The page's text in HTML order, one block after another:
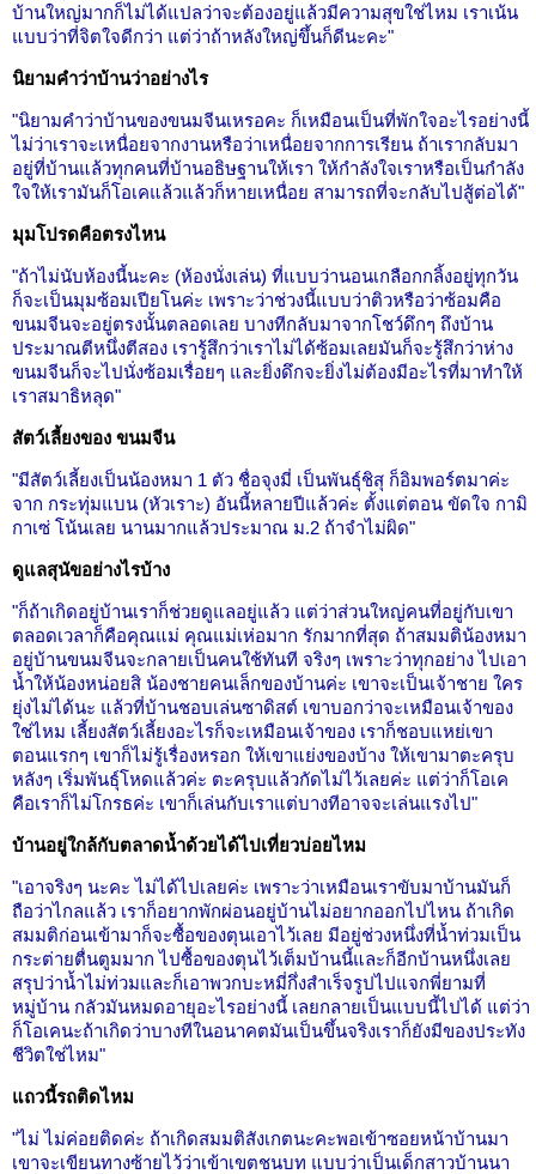
บ้านใหญ่มากก็ไม่ได้แปลว่าจะต้องอยู่แล้วมีความสุขใช่ไหม เราเน้น
แบบว่าที่จิตใจดีกว่า แต่ว่าถ้าหลังใหญ่ขึ้นก็ดีนะคะ"
นิยามคำว่าบ้านว่าอย่างไร
"นิยามคำว่าบ้านของขนมจีนเหรอคะ ก็เหมือนเป็นที่พักใจอะไรอย่างนี้
ไม่ว่าเราจะเหนื่อยจากงานหรือว่าเหนื่อยจากการเรียน ถ้าเรากลับมา
อยู่ที่บ้านแล้วทุกคนที่บ้านอธิษฐานให้เรา ให้กำลังใจเราหรือเป็นกำลัง
ใจให้เรามันก็โอเคแล้วแล้วก็หายเหนื่อย สามารถที่จะกลับไปสู้ต่อได้"
มุมโปรดคือตรงไหน
"ถ้าไม่นับห้องนี้นะคะ (ห้องนั่งเล่น) ที่แบบว่านอนเกลือกกลิ้งอยู่ทุกวัน
ก็จะเป็นมุมซ้อมเปียโนค่ะ เพราะว่าช่วงนี้แบบว่าติวหรือว่าซ้อมคือ
ขนมจีนจะอยู่ตรงนั้นตลอดเลย บางทีกลับมาจากโชว์ดึกๆ ถึงบ้าน
ประมาณตีหนึ่งตีสอง เรารู้สึกว่าเราไม่ได้ซ้อมเลยมันก็จะรู้สึกว่าห่าง
ขนมจีนก็จะไปนั่งซ้อมเรื่อยๆ และยิ่งดึกจะยิ่งไม่ต้องมีอะไรที่มาทำให้
เราสมาธิหลุด"
สัตว์เลี้ยงของ ขนมจีน
"มีสัตว์เลี้ยงเป็นน้องหมา 1 ตัว ชื่อจุงมี่ เป็นพันธุ์ชิสุ ก็อิมพอร์ตมาค่ะ
จาก กระทุ่มแบน (หัวเราะ) อันนี้หลายปีแล้วค่ะ ตั้งแต่ตอน ขัดใจ กามิ
กาเซ่ โน้นเลย นานมากแล้วประมาณ ม.2 ถ้าจำไม่ผิด"
ดูแลสุนัขอย่างไรบ้าง
"ก็ถ้าเกิดอยู่บ้านเราก็ช่วยดูแลอยู่แล้ว แต่ว่าส่วนใหญ่คนที่อยู่กับเขา
ตลอดเวลาก็คือคุณแม่ คุณแม่เห่อมาก รักมากที่สุด ถ้าสมมติน้องหมา
อยู่บ้านขนมจีนจะกลายเป็นคนใช้ทันที จริงๆ เพราะว่าทุกอย่าง ไปเอา
น้ำให้น้องหน่อยสิ น้องชายคนเล็กของบ้านค่ะ เขาจะเป็นเจ้าชาย ใคร
ยุ่งไม่ได้นะ แล้วที่บ้านชอบเล่นซาดิสต์ เขาบอกว่าจะเหมือนเจ้าของ
ใช่ไหม เลี้ยงสัตว์เลี้ยงอะไรก็จะเหมือนเจ้าของ เราก็ชอบแหย่เขา
ตอนแรกๆ เขาก็ไม่รู้เรื่องหรอก ให้เขาแย่งของบ้าง ให้เขามาตะครุบ
หลังๆ เริ่มพันธุ์โหดแล้วค่ะ ตะครุบแล้วกัดไม่ไว้เลยค่ะ แต่ว่าก็โอเค
คือเราก็ไม่โกรธค่ะ เขาก็เล่นกับเราแต่บางทีอาจจะเล่นแรงไป"
บ้านอยู่ใกล้กับตลาดน้ำด้วยได้ไปเที่ยวบ่อยไหม
"เอาจริงๆ นะคะ ไม่ได้ไปเลยค่ะ เพราะว่าเหมือนเราขับมาบ้านมันก็
ถือว่าไกลแล้ว เราก็อยากพักผ่อนอยู่บ้านไม่อยากออกไปไหน ถ้าเกิด
สมมติก่อนเข้ามาก็จะซื้อของตุนเอาไว้เลย มีอยู่ช่วงหนึ่งที่น้ำท่วมเป็น
กระต่ายตื่นตูมมาก ไปซื้อของตุนไว้เต็มบ้านนี้และก็อีกบ้านหนึ่งเลย
สรุปว่าน้ำไม่ท่วมและก็เอาพวกบะหมี่กึ่งสำเร็จรูปไปแจกพี่ยามที่
หมู่บ้าน กลัวมันหมดอายุอะไรอย่างนี้ เลยกลายเป็นแบบนี้ไปได้ แต่ว่า
ก็โอเคนะถ้าเกิดว่าบางทีในอนาคตมันเป็นขึ้นจริงเราก็ยังมีของประทัง
ชีวิตใช่ไหม"
แถวนี้รถติดไหม
"ไม่ ไม่ค่อยติดค่ะ ถ้าเกิดสมมติสังเกตนะคะพอเข้าซอยหน้าบ้านมา
เขาจะเขียนทางซ้ายไว้ว่าเข้าเขตชนบท แบบว่าเป็นเด็กสาวบ้านนา